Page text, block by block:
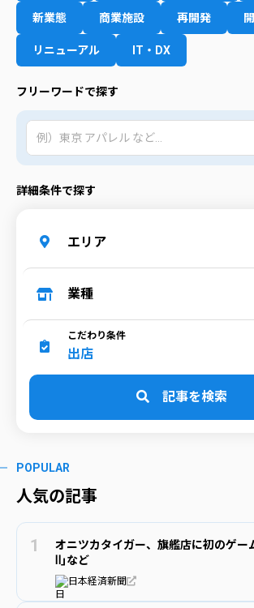
新業態 商業施設 再開発
リニューアル IT・DX
フリーワードで探す
詳細条件で探す
エリア
業種
こだわり条件
出店
記事を検索
POPULAR
人気の記事
オニツカタイガー、旗艦店に初のゲ
Ⅱ｣など
日本経済新聞